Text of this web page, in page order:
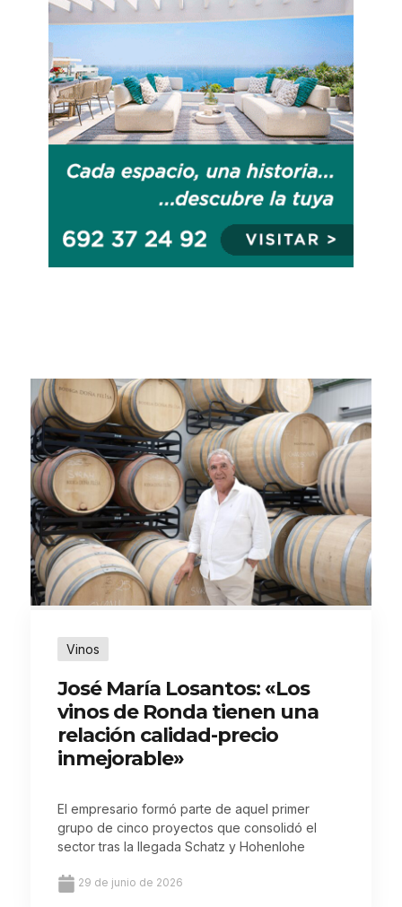
Vinos
José María Losantos: «Los
vinos de Ronda tienen una
relación calidad-precio
inmejorable»
El empresario formó parte de aquel primer
grupo de cinco proyectos que consolidó el
sector tras la llegada Schatz y Hohenlohe
29 de junio de 2026